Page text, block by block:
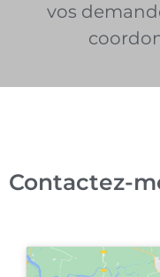
vos
Contactez-